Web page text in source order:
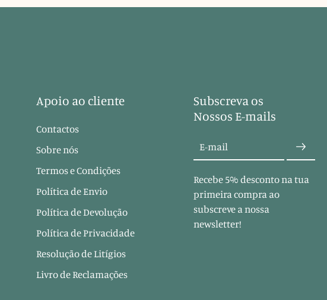
Apoio ao cliente
Contactos
Sobre nós
Termos e Condições
Política de Envio
Política de Devolução
Política de Privacidade
Resolução de Litígios
Livro de Reclamações
Subscreva os
Nossos E-mails
E-mail
Recebe 5% desconto na tua
primeira compra ao
subscreve a nossa
newsletter!